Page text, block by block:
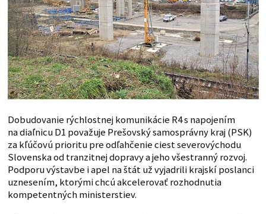
Dobudovanie rýchlostnej komunikácie R4 s napojením
na diaľnicu D1 považuje Prešovský samosprávny kraj (PSK)
za kľúčovú prioritu pre odľahčenie ciest severovýchodu
Slovenska od tranzitnej dopravy a jeho všestranný rozvoj.
Podporu výstavbe i apel na štát už vyjadrili krajskí poslanci
uznesením, ktorými chcú akcelerovať rozhodnutia
kompetentných ministerstiev.